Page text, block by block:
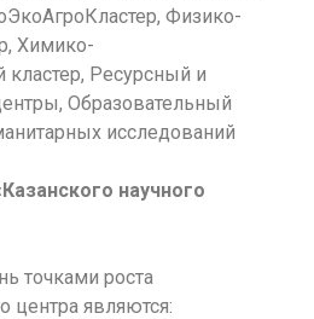
Физико-
Химико-
Ресурсный и
Образовательный
исследований
научного
точками роста
центра являются: